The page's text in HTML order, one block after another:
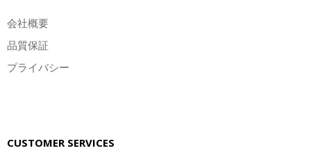
会社概要
品質保証
プライバシー
CUSTOMER SERVICES